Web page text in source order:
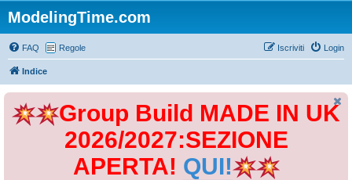
ModelingTime.com
FAQ Regole Login
Iscriviti
Indice
Group Build MADE IN UK
2026/2027:SEZIONE
APERTA! QUI!